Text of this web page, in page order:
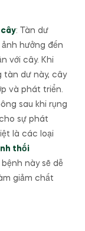
: Tàn dư
hưởng đến
với cây. Khi
tàn dư này, cây
và phát triển.
sau khi rụng
sự phát
là các loại
thối
bệnh này sẽ dễ
giảm chất